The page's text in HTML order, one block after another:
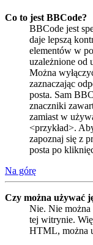
Co to jest BBCode?
BBCode jest
daje lepszą
elementów w
uzależnione od
Można
zaznaczając
posta. Sam
znaczniki
zamiast w
<przykład>.
zapoznaj się z
posta po
Na górę
Czy można używać
Nie. Nie
tej witrynie.
HTML, można